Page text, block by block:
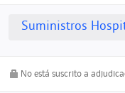
Suministros
No está suscrito a